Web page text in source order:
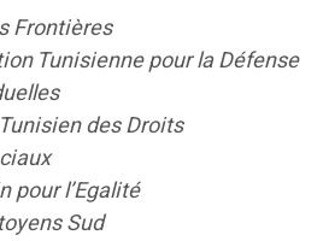
Frontières
Tunisienne pour la Défense
des Droits
l’Egalité
Sud